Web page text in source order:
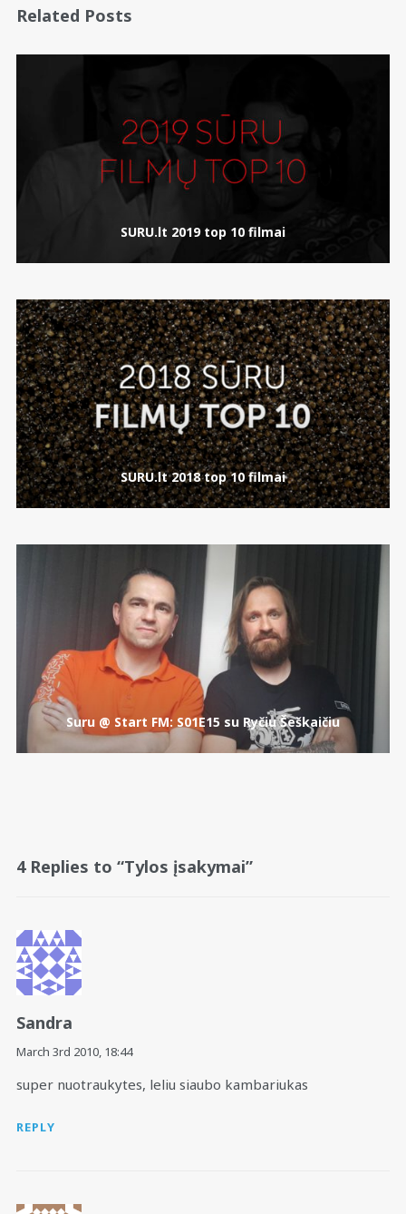
Related Posts
SURU.lt 2019 top 10 filmai
SURU.lt 2018 top 10 filmai
Suru @ Start FM: S01E15 su Ryčiu Šeškaičiu
4 Replies to “Tylos įsakymai”
Sandra
March 3rd 2010, 18:44
super nuotraukytes, leliu siaubo kambariukas
REPLY